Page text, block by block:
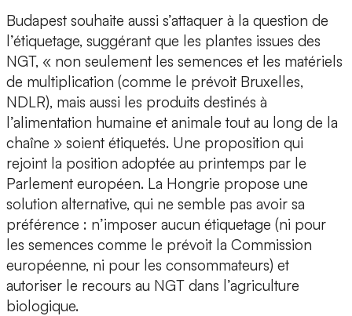
Budapest souhaite aussi s’attaquer à la question de
l’étiquetage, suggérant que les plantes issues des
NGT, « non seulement les semences et les matériels
de multiplication (comme le prévoit Bruxelles,
NDLR), mais aussi les produits destinés à
l’alimentation humaine et animale tout au long de la
chaîne » soient étiquetés. Une proposition qui
rejoint la position adoptée au printemps par le
Parlement européen. La Hongrie propose une
solution alternative, qui ne semble pas avoir sa
préférence : n’imposer aucun étiquetage (ni pour
les semences comme le prévoit la Commission
européenne, ni pour les consommateurs) et
autoriser le recours au NGT dans l’agriculture
biologique.